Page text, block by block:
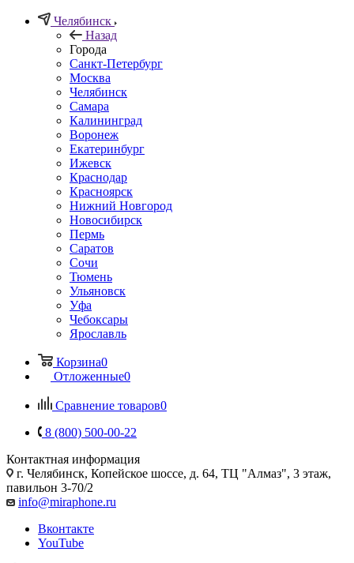
Челябинск
Назад
Города
Санкт-Петербург
Москва
Челябинск
Самара
Калининград
Воронеж
Екатеринбург
Ижевск
Краснодар
Красноярск
Нижний Новгород
Новосибирск
Пермь
Саратов
Сочи
Тюмень
Ульяновск
Уфа
Чебоксары
Ярославль
Корзина0
Отложенные0
Сравнение товаров0
8 (800) 500-00-22
Контактная информация
г. Челябинск, Копейское шоссе, д. 64, ТЦ "Алмаз", 3 этаж,
павильон 3-70/2
info@miraphone.ru
Вконтакте
YouTube